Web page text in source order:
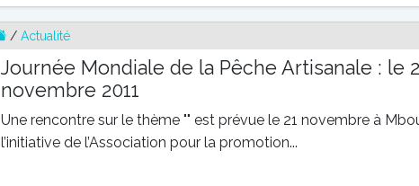
/ Actualité
Journée Mondiale de la Pêche Artisanale : le
novembre 2011
Une rencontre sur le thème "" est prévue le 21 novembre à
l’initiative de l’Association pour la promotion...